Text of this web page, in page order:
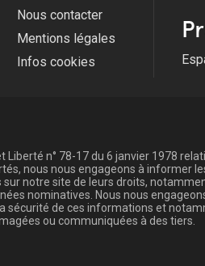
Nous contacter
Mentions légales
Infos cookies
n° 78-17 du 6 janvier 1978
nous nous engageons à informer
notre site de leurs droits,
nominatives. Nous nous
sécurité de ces informations et
ou communiquées à des tiers.